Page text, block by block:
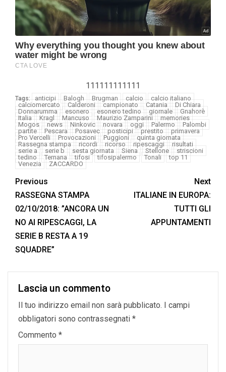
111111111111
Tags: anticipi Balogh Brugman calcio
calcio italiano
calciomercato
Calderoni campionato Catania
Di Chiara
Donnarumma
esonero esonero tedino giornale
Gnahorè
Italia
Kragl Mancuso Maurizio Zamparini
memories
Mogos
news Ninkovic novara oggi Palermo
Palombi
partite
Pescara Posavec posticipi prestito
primavera
Pro Vercelli
Provocazioni Puggioni
quinta giornata
Rassegna stampa
ricordi ricorso ripescaggi
risultati
serie a
serie b sesta giornata Siena Stellone
striscioni
tedino
Ternana tifosi tifosipalermo Tonali
top 11
Venezia
ZACCARDO
Previous
RASSEGNA STAMPA
02/10/2018: ”ANCORA UN
NO AI RIPESCAGGI, LA
SERIE B RESTA A 19
SQUADRE”
Next
ITALIANE IN EUROPA:
TUTTI GLI
APPUNTAMENTI
Lascia un commento
Il tuo indirizzo email non sarà pubblicato.
I campi
obbligatori sono contrassegnati *
Commento *